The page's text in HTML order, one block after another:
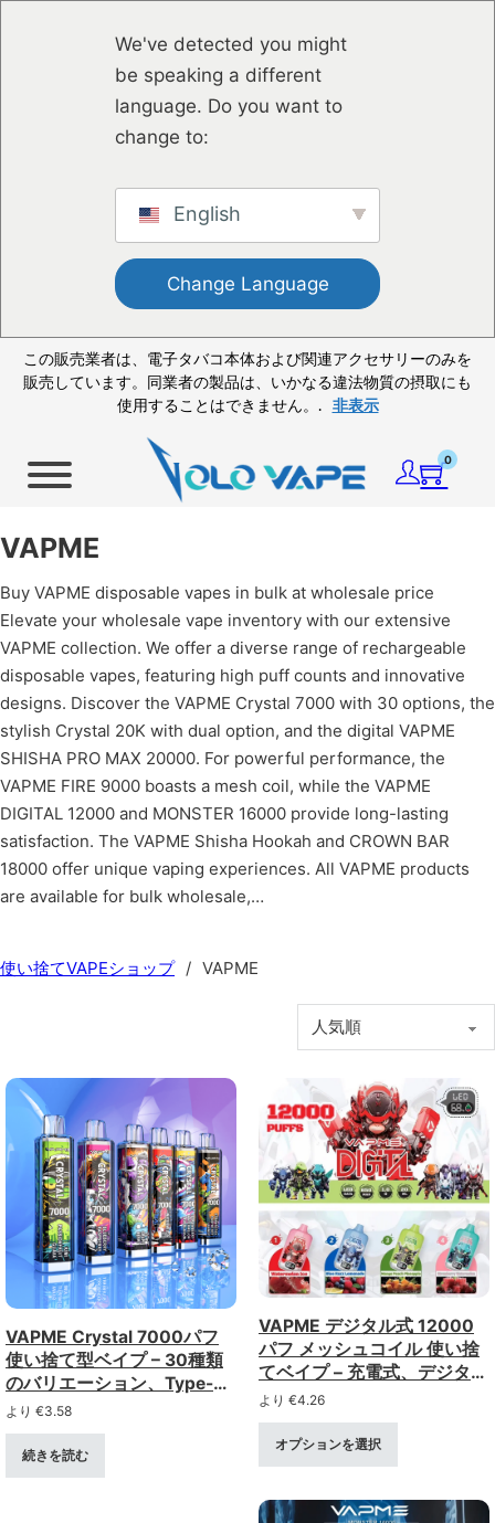
We've detected you might
be speaking a different
language. Do you want to
change to:
English
Change Language
この販売業者は、電子タバコ本体および関連アクセサリーのみを
販売しています。同業者の製品は、いかなる違法物質の摂取にも
使用することはできません。.
非表示
0
VAPME
Buy VAPME disposable vapes in bulk at wholesale price
Elevate your wholesale vape inventory with our extensive
VAPME collection. We offer a diverse range of rechargeable
disposable vapes, featuring high puff counts and innovative
designs. Discover the VAPME Crystal 7000 with 30 options, the
stylish Crystal 20K with dual option, and the digital VAPME
SHISHA PRO MAX 20000. For powerful performance, the
VAPME FIRE 9000 boasts a mesh coil, while the VAPME
DIGITAL 12000 and MONSTER 16000 provide long-lasting
satisfaction. The VAPME Shisha Hookah and CROWN BAR
18000 offer unique vaping experiences. All VAPME products
are available for bulk wholesale,…
使い捨てVAPEショップ / VAPME
VAPME Crystal 7000パフ
使い捨て型ベイプ – 30種類
のバリエーション、Type-C
充電対応
より €3.58
続きを読む
VAPME デジタル式 12000
パフ メッシュコイル 使い捨
てベイプ – 充電式、デジタル
ディスプレイ付き（0～5%
強度）
より €4.26
オプションを選択